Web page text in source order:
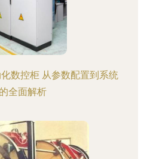
数控柜 从参数配置到系统
全面解析